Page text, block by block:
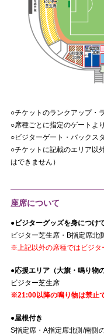
○チケットのランクアップ・
○席種ごとに指定のゲートよ
○ビジターゲート・バックス
○チケットに記載のエリア以
はできません）
座席について
●ビジターグッズを身につけ
ビジター芝生席・B指定席北
※上記以外の席種ではビジタ
●応援エリア（大旗・鳴り物
ビジター芝生席
※21:00以降の鳴り物は禁止
●屋根付き
S指定席・A指定席北側/南側